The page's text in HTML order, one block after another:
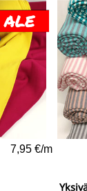
7,95 €/m